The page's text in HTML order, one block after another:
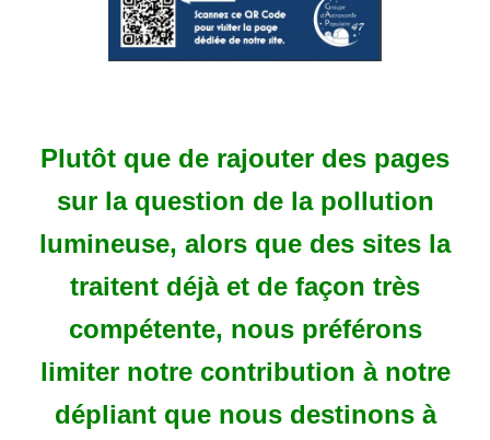
Plutôt que de rajouter des pages
sur la question de la pollution
lumineuse, alors que des sites la
traitent déjà et de façon très
compétente, nous préférons
limiter notre contribution à notre
dépliant que nous destinons à